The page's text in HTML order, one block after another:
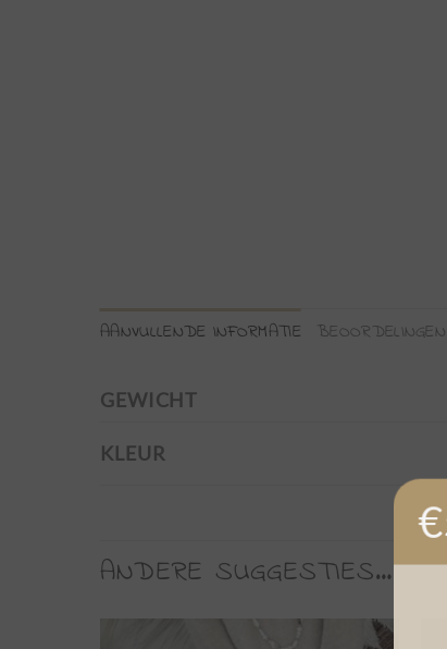
AANVULLENDE INFORMATIE
GEWICHT
KLEUR
ANDERE SUGGESTIES…